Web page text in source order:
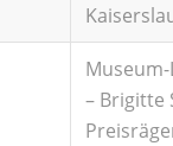
– Brigitte